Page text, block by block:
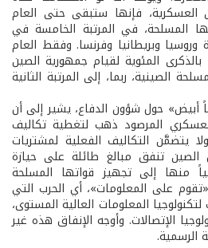
العسكرية، فإنها ستبقى حتى العام
المسلحة، في المرتبة الخامسة في
وروسيا وبريطانيا وفرنسا. وفقط العام
بالذكرى المئوية لقيام جمهورية الصين
الصينية، ربما، إلى المرتبة الثانية
أبيض» حول شؤون الدفاع، يشير إلى أن
المرصود ذهب لتغطية تكاليف
ولا يتضمَّن التكاليف الفعلية لمشتريات
الصين تنفق مبالغ طائلة على حيازة
منها إلى تجهيز قواتها المسلحة
على المعلومات»، أي الحرب التي
المعلومات العالية المستوى،
الإتصالات. وأوجه الإنفاق هذه غير
الرسمية.